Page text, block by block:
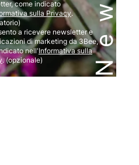
come indicato
sulla Privacy.
a ricevere newsletter e
di marketing da 3Bee,
nell'Informativa sulla
. (opzionale)